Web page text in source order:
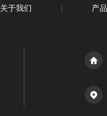
关于我们 产